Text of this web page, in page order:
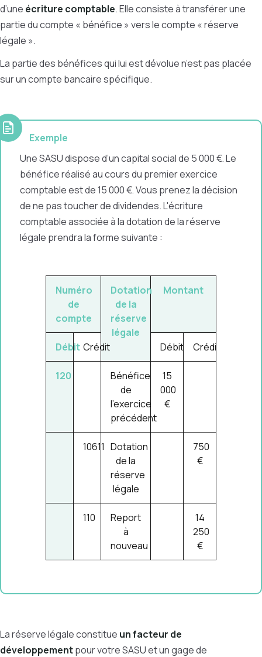
d’une écriture comptable. Elle consiste à transférer une
partie du compte « bénéfice » vers le compte « réserve
légale ».
La partie des bénéfices qui lui est dévolue n’est pas placée
sur un compte bancaire spécifique.
Exemple
Une SASU dispose d’un capital social de 5 000 €. Le
bénéfice réalisé au cours du premier exercice
comptable est de 15 000 €. Vous prenez la décision
de ne pas toucher de dividendes. L'écriture
comptable associée à la dotation de la réserve
légale prendra la forme suivante :
Numéro
de
compte
Dotation
de la
réserve
légale
Montant
Débit Crédit Débit Crédit
120
Bénéfice
de
l'exercice
précédent
15
000
€
10611 Dotation
de la
réserve
légale
750
€
110
Report
à
nouveau
14
250
€
La réserve légale constitue un facteur de
développementpour votre SASU et un gage de